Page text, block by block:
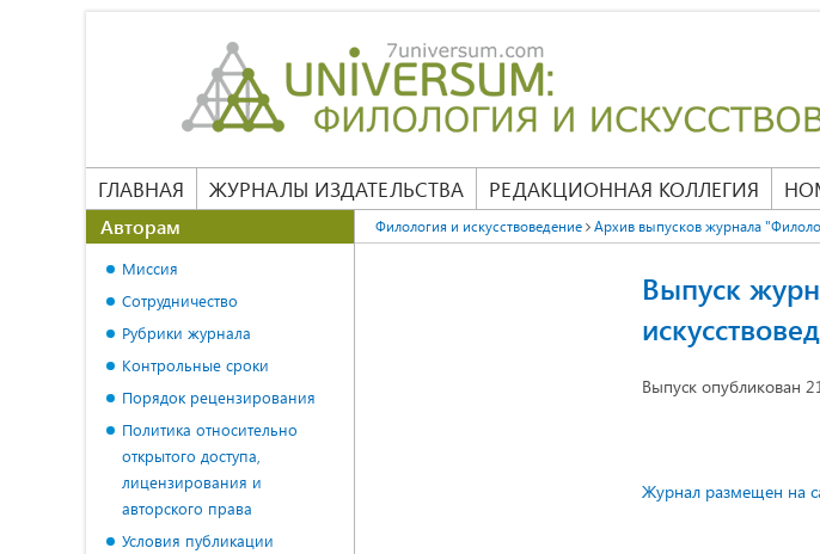
ГЛАВНАЯ ЖУРНАЛЫ ИЗДАТЕЛЬСТВА РЕДАКЦИОННАЯ КОЛЛЕГИЯ
Филология и искусствоведение Архив выпусков журнала
Выпуск
Выпуск опубликован
Журнал размещен на
Авторам
Миссия
Сотрудничество
Рубрики журнала
Контрольные сроки
Порядок рецензирования
Политика относительно
открытого доступа,
лицензирования и
авторского права
Условия публикации